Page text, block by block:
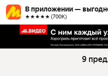
В приложении —
★★★★★ (700К)
9